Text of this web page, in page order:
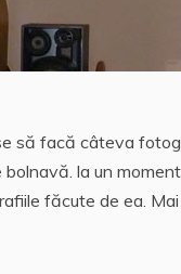
să facă câteva
la un
făcute de ea.